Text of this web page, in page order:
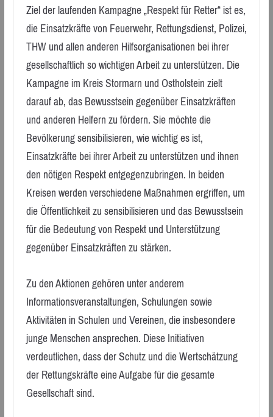
Ziel der laufenden Kampagne „Respekt für Retter“ ist es,
die Einsatzkräfte von Feuerwehr, Rettungsdienst, Polizei,
THW und allen anderen Hilfsorganisationen bei ihrer
gesellschaftlich so wichtigen Arbeit zu unterstützen. Die
Kampagne im Kreis Stormarn und Ostholstein zielt
darauf ab, das Bewusstsein gegenüber Einsatzkräften
und anderen Helfern zu fördern. Sie möchte die
Bevölkerung sensibilisieren, wie wichtig es ist,
Einsatzkräfte bei ihrer Arbeit zu unterstützen und ihnen
den nötigen Respekt entgegenzubringen. In beiden
Kreisen werden verschiedene Maßnahmen ergriffen, um
die Öffentlichkeit zu sensibilisieren und das Bewusstsein
für die Bedeutung von Respekt und Unterstützung
gegenüber Einsatzkräften zu stärken.
Zu den Aktionen gehören unter anderem
Informationsveranstaltungen, Schulungen sowie
Aktivitäten in Schulen und Vereinen, die insbesondere
junge Menschen ansprechen. Diese Initiativen
verdeutlichen, dass der Schutz und die Wertschätzung
der Rettungskräfte eine Aufgabe für die gesamte
Gesellschaft sind.